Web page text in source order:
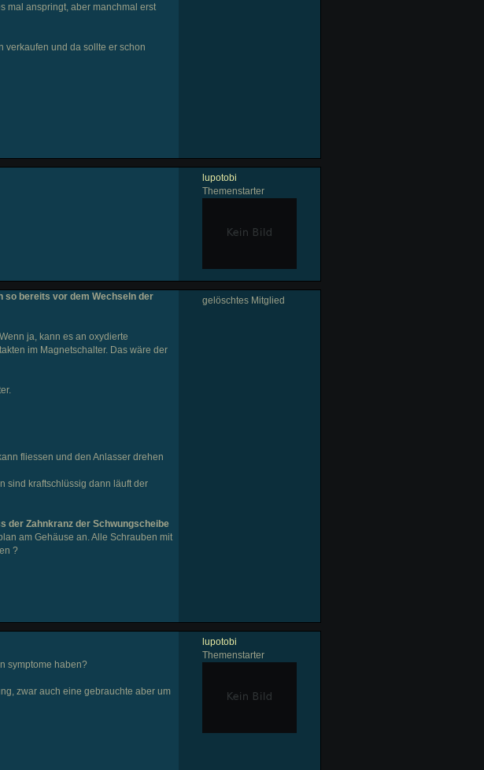
mal anspringt, aber manchmal erst
verkaufen und da sollte er schon
lupotobi
Themenstarter
gelöschtes Mitglied
so bereits vor dem Wechseln der
Wenn ja, kann es an oxydierte
im Magnetschalter. Das wäre der
fliessen und den Anlasser drehen
sind kraftschlüssig dann läuft der
der Zahnkranz der Schwungscheibe
am Gehäuse an. Alle Schrauben mit
?
lupotobi
Themenstarter
symptome haben?
zwar auch eine gebrauchte aber um